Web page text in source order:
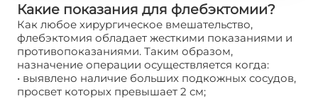
Какие показания для флебэктомии?
Как любое хирургическое вмешательство,
флебэктомия обладает жесткими показаниями и
противопоказаниями. Таким образом,
назначение операции осуществляется когда:
• выявлено наличие больших подкожных сосудов,
просвет которых превышает 2 см;